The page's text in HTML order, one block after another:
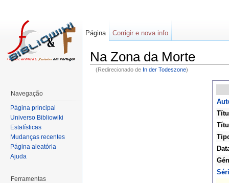
Na Zona da Morte
(Redirecionado de In der Todeszone)
Página Corrigir e nova info
Navegação
Página principal
Universo Bibliowiki
Estatísticas
Mudanças recentes
Página aleatória
Ajuda
Ferramentas